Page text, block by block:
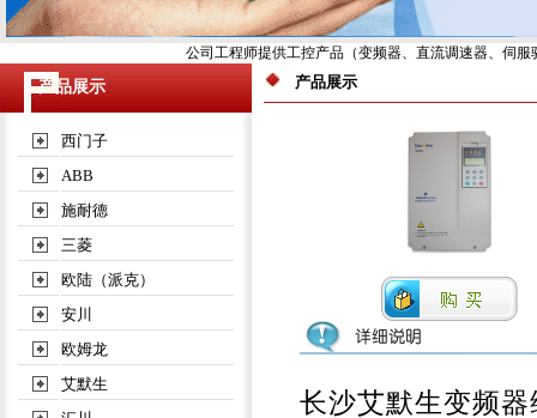
公司工程师提供工控产品（变频器、直流调速器、伺服
产品展示
西门子
ABB
施耐德
三菱
欧陆（派克）
安川
欧姆龙
艾默生
产品展示
长沙艾默生变频